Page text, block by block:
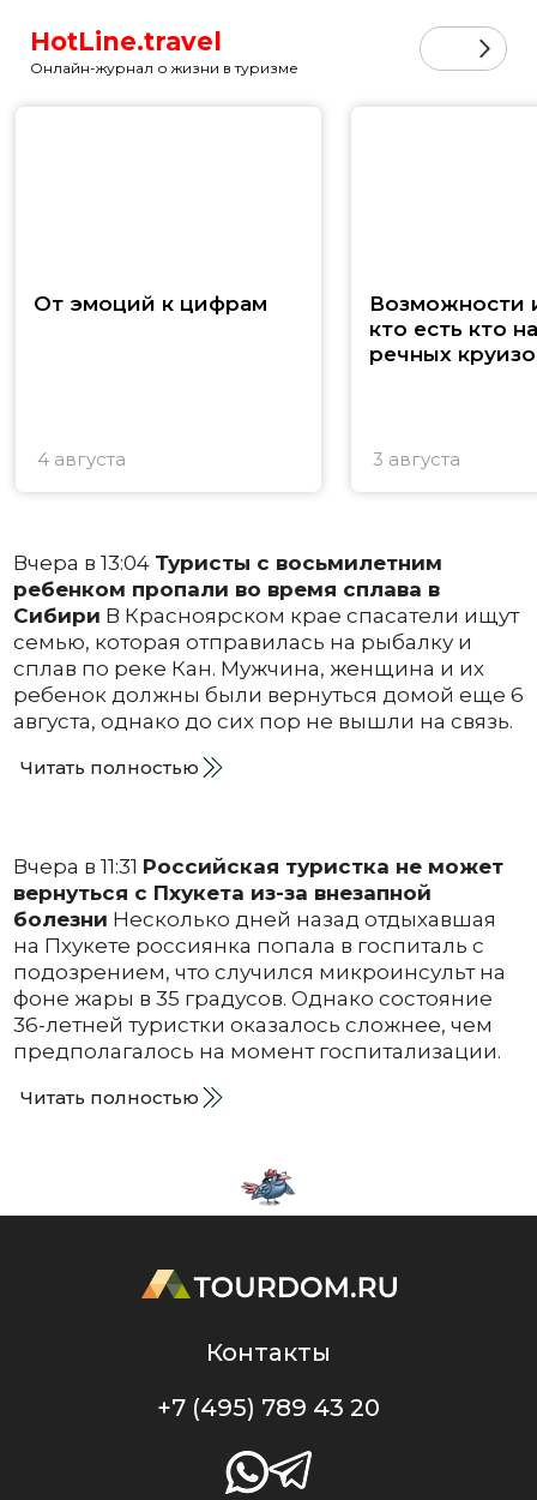
HotLine.travel
Онлайн-журнал о жизни в туризме
От эмоций к цифрам
4 августа
Возможности
кто есть кто
речных
3 августа
Вчера в 13:04 Туристы с восьмилетним
ребенком пропали во время сплава в
Сибири В Красноярском крае спасатели ищут
семью, которая отправилась на рыбалку и
сплав по реке Кан. Мужчина, женщина и их
ребенок должны были вернуться домой еще 6
августа, однако до сих пор не вышли на связь.
Читать полностью
Вчера в 11:31 Российская туристка не может
вернуться с Пхукета из-за внезапной
болезни Несколько дней назад отдыхавшая
на Пхукете россиянка попала в госпиталь с
подозрением, что случился микроинсульт на
фоне жары в 35 градусов. Однако состояние
36-летней туристки оказалось сложнее, чем
предполагалось на момент госпитализации.
Читать полностью
Контакты
+7 (495) 789 43 20